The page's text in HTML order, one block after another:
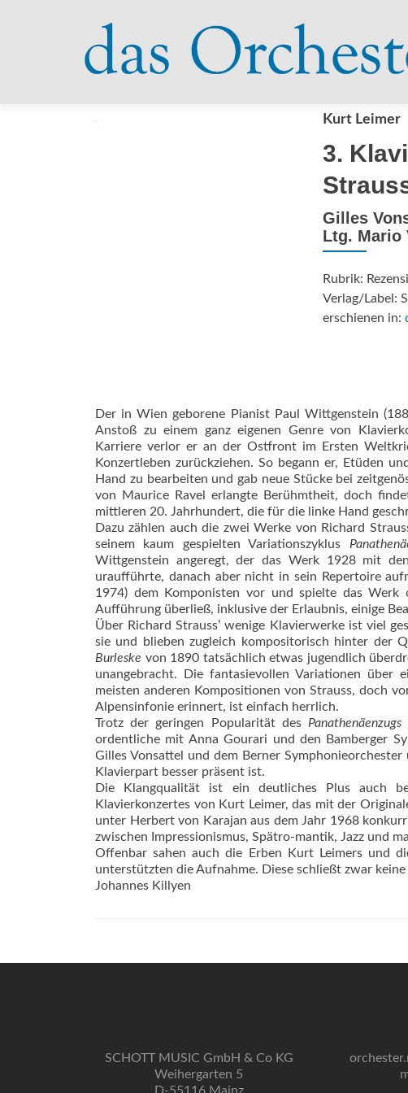
Kurt Leimer
3.
Gilles
Ltg. Mario
Rubrik:
Verlag/Label:
erschienen in:
Der in Wien geborene Pianist Paul Wittgenstein
Anstoß zu einem ganz eigenen Genre von
Karriere verlor er an der Ostfront im Ersten
Konzertleben zurückziehen. So begann er, Etüden
Hand zu bearbeiten und gab neue Stücke bei
von Maurice Ravel erlangte Berühmtheit, doch
mittleren 20. Jahrhundert, die für die linke Hand
Dazu zählen auch die zwei Werke von Richard
seinem kaum gespielten Variationszyklus
Wittgenstein angeregt, der das Werk 1928 mit
uraufführte, danach aber nicht in sein Repertoire
1974) dem Komponisten vor und spielte das Werk
Aufführung überließ, inklusive der Erlaubnis, einige
Über Richard Strauss’ wenige Klavierwerke ist viel
sie und blieben zugleich kompositorisch hinter der
Burleske von 1890 tatsächlich etwas jugendlich
unangebracht. Die fantasievollen Variationen
meisten anderen Kompositionen von Strauss, doch
Alpensinfonie erinnert, ist einfach herrlich.
Trotz der geringen Popularität des Panathenäenzugs
ordentliche mit Anna Gourari und den Bamberger
Gilles Vonsattel und dem Berner
Klavierpart besser präsent ist.
Die Klangqualität ist ein deutliches Plus auch
Klavierkonzertes von Kurt Leimer, das mit der
unter Herbert von Karajan aus dem Jahr 1968
zwischen Impressionismus, Spätro-mantik, Jazz und
Offenbar sahen auch die Erben Kurt Leimers und
unterstützten die Aufnahme. Diese schließt zwar
Johannes Killyen
SCHOTT MUSIC GmbH & Co KG
Weihergarten 5